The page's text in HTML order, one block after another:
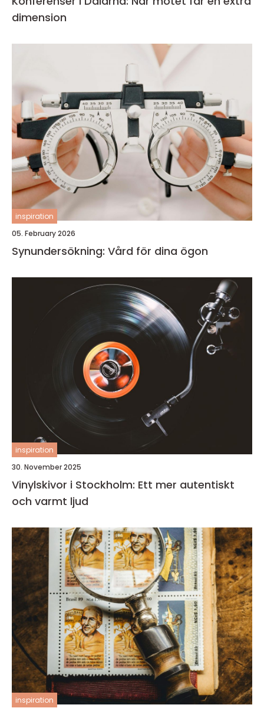
dimension
inspiration
05. February 2026
Synundersökning: Vård för dina ögon
inspiration
30. November 2025
Vinylskivor i Stockholm: Ett mer autentiskt
och varmt ljud
inspiration